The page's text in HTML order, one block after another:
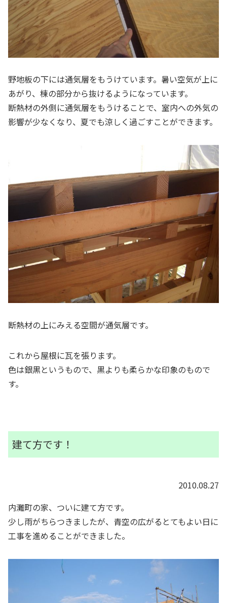
野地板の下には通気層をもうけています。暑い空気が上に
あがり、棟の部分から抜けるようになっています。
断熱材の外側に通気層をもうけることで、室内への外気の
影響が少なくなり、夏でも涼しく過ごすことができます。
断熱材の上にみえる空間が通気層です。
これから屋根に瓦を張ります。
色は銀黒というもので、黒よりも柔らかな印象のもので
す。
建て方です！
2010.08.27
内灘町の家、ついに建て方です。
少し雨がちらつきましたが、青空の広がるとてもよい日に
工事を進めることができました。